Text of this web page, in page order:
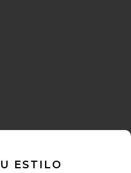
COM SÉRUM DE AHA
ESTILO